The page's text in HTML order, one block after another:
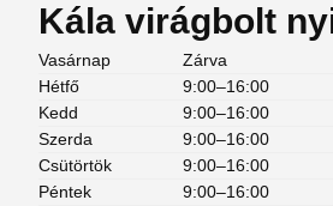
Kála virágbolt
Vasárnap
Zárva
Hétfő
9:00–16:00
Kedd
9:00–16:00
Szerda
9:00–16:00
Csütörtök
9:00–16:00
Péntek
9:00–16:00